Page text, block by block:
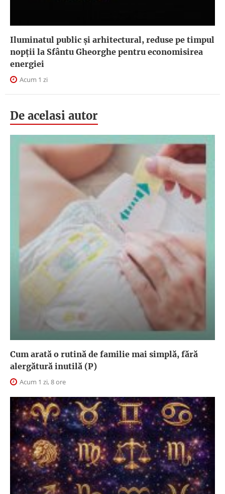
Iluminatul public şi arhitectural, reduse pe timpul
nopţii la Sfântu Gheorghe pentru economisirea
energiei
Acum 1 zi
De acelasi autor
Cum arată o rutină de familie mai simplă, fără
alergătură inutilă (P)
Acum 1 zi, 8 ore